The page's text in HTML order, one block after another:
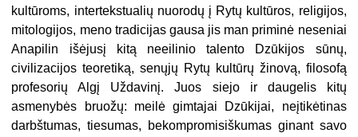
kultūroms, intertekstualių nuorodų į Rytų kultūros, religijos,
mitologijos, meno tradicijas gausa jis man priminė neseniai
Anapilin išėjusį kitą neeilinio talento Dzūkijos sūnų,
civilizacijos teoretiką, senųjų Rytų kultūrų žinovą, filosofą
profesorių Algį Uždavinį. Juos siejo ir daugelis kitų
asmenybės bruožų: meilė gimtajai Dzūkijai, neįtikėtinas
darbštumas, tiesumas, bekompromisiškumas ginant savo